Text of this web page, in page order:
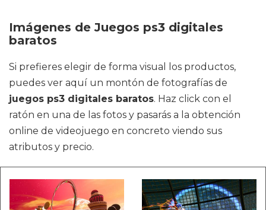
Imágenes de Juegos ps3 digitales
baratos
Si prefieres elegir de forma visual los productos,
puedes ver aquí un montón de fotografías de
juegos ps3 digitales baratos. Haz click con el
ratón en una de las fotos y pasarás a la obtención
online de videojuego en concreto viendo sus
atributos y precio.